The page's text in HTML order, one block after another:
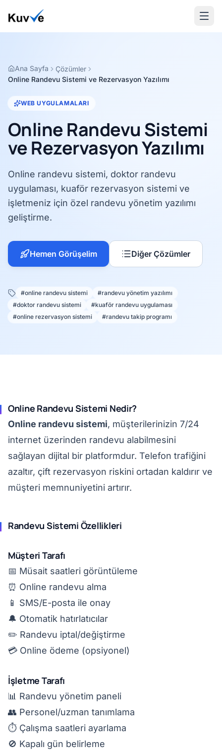
Ana Sayfa
Çözümler
Online Randevu Sistemi ve Rezervasyon Yazılımı
WEB UYGULAMALARI
Online Randevu Sistemi
ve Rezervasyon Yazılımı
Online randevu sistemi, doktor randevu
uygulaması, kuaför rezervasyon sistemi ve
işletmeniz için özel randevu yönetim yazılımı
geliştirme.
Hemen Görüşelim Diğer Çözümler
#online randevu sistemi
#randevu yönetim yazılımı
#doktor randevu sistemi
#kuaför randevu uygulaması
#online rezervasyon sistemi
#randevu takip programı
Online Randevu Sistemi Nedir?
Online randevu sistemi, müşterilerinizin 7/24
internet üzerinden randevu alabilmesini
sağlayan dijital bir platformdur. Telefon trafiğini
azaltır, çift rezervasyon riskini ortadan kaldırır ve
müşteri memnuniyetini artırır.
Randevu Sistemi Özellikleri
Müşteri Tarafı
📅 Müsait saatleri görüntüleme
⏰ Online randevu alma
📱 SMS/E-posta ile onay
🔔 Otomatik hatırlatıcılar
✏️ Randevu iptal/değiştirme
💳 Online ödeme (opsiyonel)
İşletme Tarafı
📊 Randevu yönetim paneli
👥 Personel/uzman tanımlama
⏱️ Çalışma saatleri ayarlama
🚫 Kapalı gün belirleme